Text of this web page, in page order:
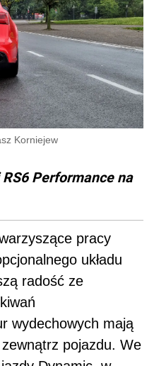
Korniejew
Performance na
pracy
układu
radość ze
wydechowych mają
pojazdu. We